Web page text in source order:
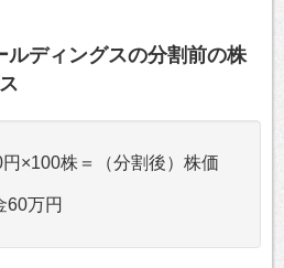
ルディングスの分割前の株
円×100株＝（分割後）株価
60万円